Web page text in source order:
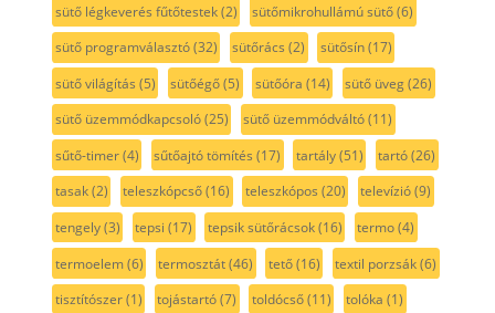
sütő légkeverés fűtőtestek(2) sütőmikrohullámú sütő(6)
sütő programválasztó(32) sütőrács (2) sütősín(17)
sütő világítás (5) sütőégő(5) sütőóra (14) sütő üveg(26)
sütő üzemmódkapcsoló(25) sütő üzemmódváltó(11)
sűtő-timer(4) sűtőajtó tömítés (17) tartály(51) tartó(26)
tasak(2) teleszkópcső(16) teleszkópos (20) televízió(9)
tengely(3) tepsi (17) tepsik sütőrácsok(16) termo(4)
termoelem(6) termosztát(46) tető(16) textil porzsák(6)
tisztítószer(1) tojástartó(7) toldócső(11) tolóka (1)